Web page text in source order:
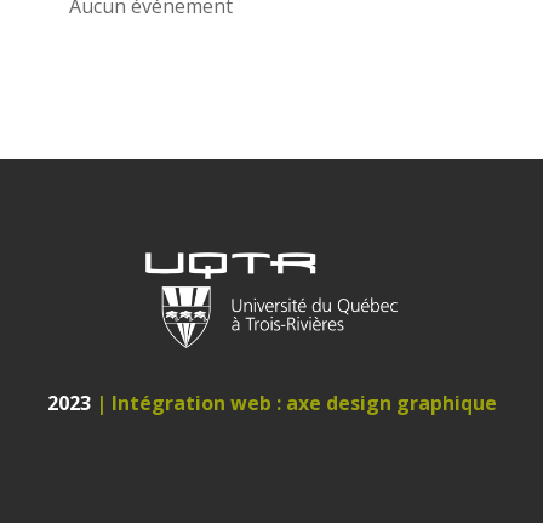
Aucun événement
2023 | Intégration web : axe design graphique